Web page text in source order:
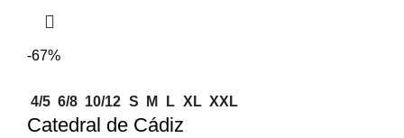
-67%
4/5 6/8 10/12 S M L XL XXL
Catedral de Cádiz